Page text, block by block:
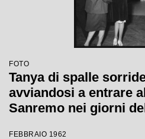
FOTO
Tanya di spalle
avviandosi a entrare
Sanremo nei giorni
FEBBRAIO 1962